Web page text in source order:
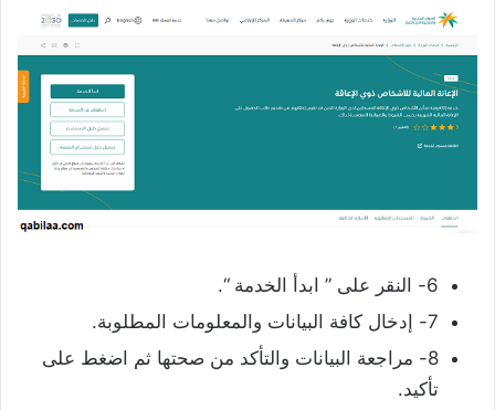
6- النقر على ” ابدأ الخدمة “.
7- إدخال كافة البيانات والمعلومات المطلوبة.
8- مراجعة البيانات والتأكد من صحتها ثم اضغط على
تأكيد.